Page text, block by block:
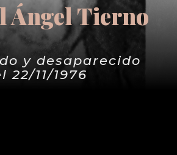
Ángel Tierno
y desaparecido
22/11/1976